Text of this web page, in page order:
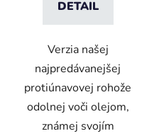
DETAIL
Verzia našej
najpredávanejšej
protiúnavovej rohože
odolnej voči olejom,
známej svojím